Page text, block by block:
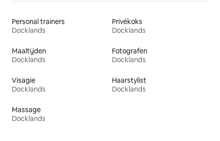
Personal trainers
Docklands
Privékoks
Docklands
Maaltijden
Docklands
Fotografen
Docklands
Visagie
Docklands
Haarstylist
Docklands
Massage
Docklands